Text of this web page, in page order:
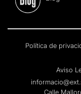
Política de
Aviso
Calle